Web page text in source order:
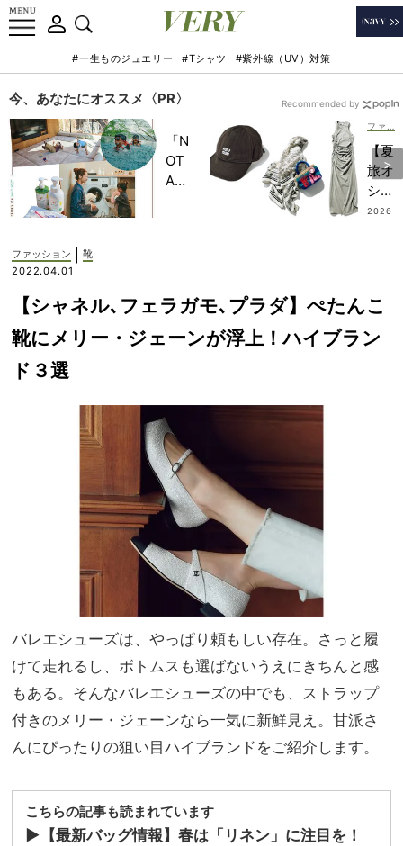
#一生ものジュエリー #Tシャツ #紫外線（UV）対策
今、あなたにオススメ〈PR〉
「N
OT
A
記憶
に一
生残
家族
旅】
を
【夏
旅オ
シャ
レ】
ず
「ワ
ンピ
2026
Recommended by
ファッション
靴
2022.04.01
【シャネル､フェラガモ､プラダ】ぺたんこ
靴にメリー・ジェーンが浮上！ハイブラン
ド３選
バレエシューズは、やっぱり頼もしい存在。さっと履
けて走れるし、ボトムスも選ばないうえにきちんと感
もある。そんなバレエシューズの中でも、ストラップ
付きのメリー・ジェーンなら一気に新鮮見え。甘派さ
んにぴったりの狙い目ハイブランドをご紹介します。
こちらの記事も読まれています
▶︎【最新バッグ情報】春は「リネン」に注目を！